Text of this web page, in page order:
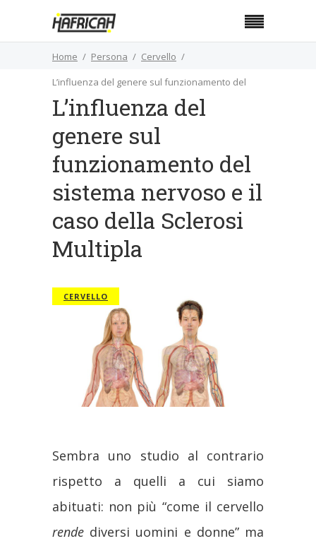
Home Persona
Cervello
L’influenza del genere sul funzionamento del
sistema nervoso e il caso della Sclerosi Multipla
L’influenza del
genere sul
funzionamento del
sistema nervoso e il
caso della Sclerosi
Multipla
CERVELLO
Sembra uno studio al contrario
rispetto a quelli a cui siamo
abituati: non più “come il cervello
rende diversi uomini e donne” ma